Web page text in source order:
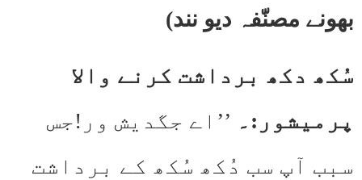
بھونے مصنّفہ دیو نند)
سُکھ دکھ برداشت کرنے والا
پرمیشور:۔ ’’اے جگدیش ور!جس
سبب آپ سب دُکھ سُکھ کے برداشت